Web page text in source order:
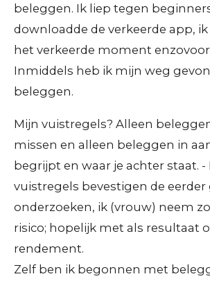
beleggen. Ik liep tegen
downloadde de verkeerde app,
het verkeerde moment
Inmiddels heb ik mijn weg
beleggen.
Mijn vuistregels? Alleen
missen en alleen beleggen in
begrijpt en waar je achter staat. -
vuistregels bevestigen de
onderzoeken, ik (vrouw) neem
risico; hopelijk met als resultaat
rendement.
Zelf ben ik begonnen met